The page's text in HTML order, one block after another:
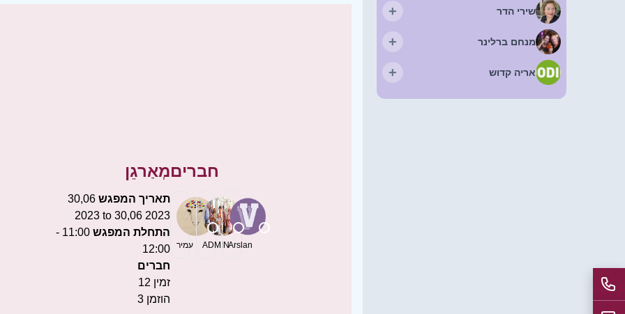
מְאַרגֵן
תאריך המפגש 30,06
2023 to 30,06 2023
התחלת המפגש
11:00 -
12:00
חברים
12 זמין
3 הוזמן
חברים
עמיר ADMINArslan
שירי הדר +
מנחם ברלינר +
אריה קדוש +